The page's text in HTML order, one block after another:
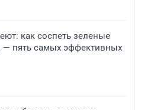
как соспеть зеленые
пять самых эффективных